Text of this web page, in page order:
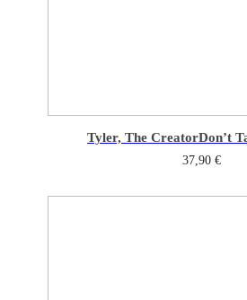
Tyler, The CreatorDon’t
37,90 €